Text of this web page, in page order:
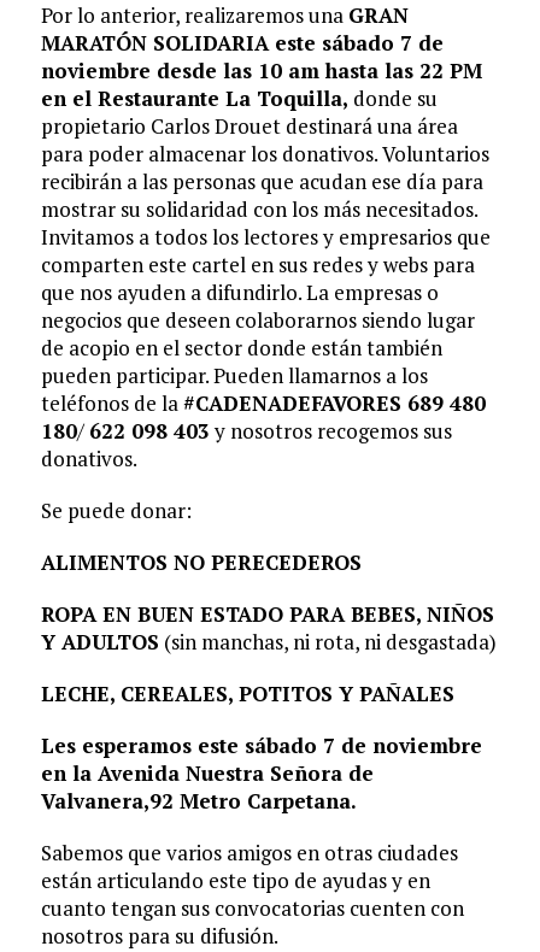
Por lo anterior, realizaremos una GRAN
MARATÓN SOLIDARIA este sábado 7 de
noviembre desde las 10 am hasta las 22 PM
en el Restaurante La Toquilla, donde su
propietario Carlos Drouet destinará una área
para poder almacenar los donativos. Voluntarios
recibirán a las personas que acudan ese día para
mostrar su solidaridad con los más necesitados.
Invitamos a todos los lectores y empresarios que
comparten este cartel en sus redes y webs para
que nos ayuden a difundirlo. La empresas o
negocios que deseen colaborarnos siendo lugar
de acopio en el sector donde están también
pueden participar. Pueden llamarnos a los
teléfonos de la#CADENADEFAVORES 689 480
180/ 622 098 403y nosotros recogemos sus
donativos.
Se puede donar:
ALIMENTOS NO PERECEDEROS
ROPA EN BUEN ESTADO PARA BEBES, NIÑOS
Y ADULTOS (sin manchas, ni rota, ni desgastada)
LECHE, CEREALES, POTITOS Y PAÑALES
Les esperamos este sábado 7 de noviembre
en la Avenida Nuestra Señora de
Valvanera,92 Metro Carpetana.
Sabemos que varios amigos en otras ciudades
están articulando este tipo de ayudas y en
cuanto tengan sus convocatorias cuenten con
nosotros para su difusión.